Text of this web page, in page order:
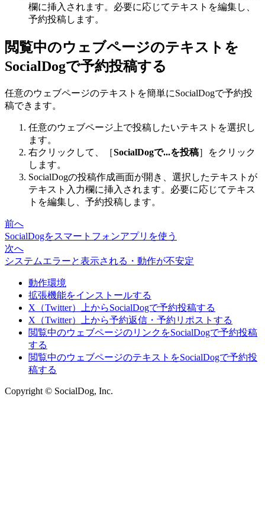
欄に挿入されます。必要に応じてテキストを編集し、
予約投稿します。
閲覧中のウェブページのテキストを
SocialDogで予約投稿する
任意のウェブページのテキストを簡単にSocialDogで予約投
稿できます。
任意のウェブページ上で投稿したいテキストを選択し
ます。
右クリックして、［SocialDogで...を投稿］をクリック
します。
SocialDogの投稿作成画面が開き、選択したテキストが
テキスト入力欄に挿入されます。必要に応じてテキス
トを編集し、予約投稿します。
前へ
SocialDogをスマートフォンアプリを使う
次へ
システムエラーと表示される・動作が不安定
動作環境
拡張機能をインストールする
X（Twitter）上からSocialDogで予約投稿する
X（Twitter）上から予約返信・予約リポストする
閲覧中のウェブページのリンクをSocialDogで予約投稿
する
閲覧中のウェブページのテキストをSocialDogで予約投
稿する
Copyright © SocialDog, Inc.